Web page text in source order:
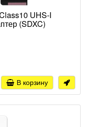
UHS-I
(SDXC)
В корзину